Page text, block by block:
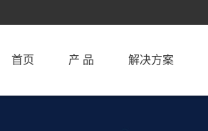
首页 产 品 解决方案